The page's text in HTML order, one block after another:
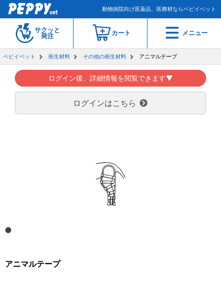
動物病院向け医薬品、医療材ならペピイベット
サクッと
発注
カート メニュー
ペピイベット 衛生材料 その他の衛生材料 アニマルテープ
ログイン後、詳細情報を閲覧できます▼
ログインはこちら
アニマルテープ